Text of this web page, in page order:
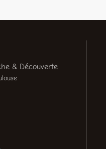
& Découverte